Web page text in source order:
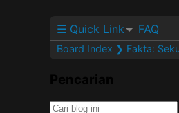
☰ Quick Link FAQ
Board Index ❯ Fakta: